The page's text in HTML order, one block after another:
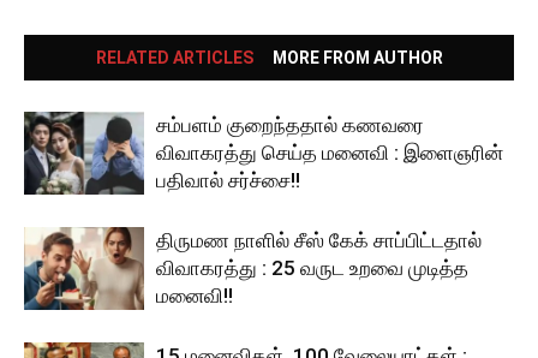
RELATED ARTICLES MORE FROM AUTHOR
சம்பளம் குறைந்ததால் கணவரை
விவாகரத்து செய்த மனைவி : இளைஞரின்
பதிவால் சர்ச்சை!!
திருமண நாளில் சீஸ் கேக் சாப்பிட்டதால்
விவாகரத்து : 25 வருட உறவை முடித்த
மனைவி!!